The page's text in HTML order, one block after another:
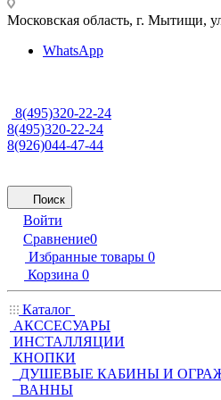
Московская область, г. Мытищи,
WhatsApp
8(495)320-22-24
8(495)320-22-24
8(926)044-47-44
Поиск
Войти
Сравнение0
Избранные товары 0
Корзина 0
Каталог
АКССЕСУАРЫ
ИНСТАЛЛЯЦИИ
КНОПКИ
ДУШЕВЫЕ КАБИНЫ И
ВАННЫ